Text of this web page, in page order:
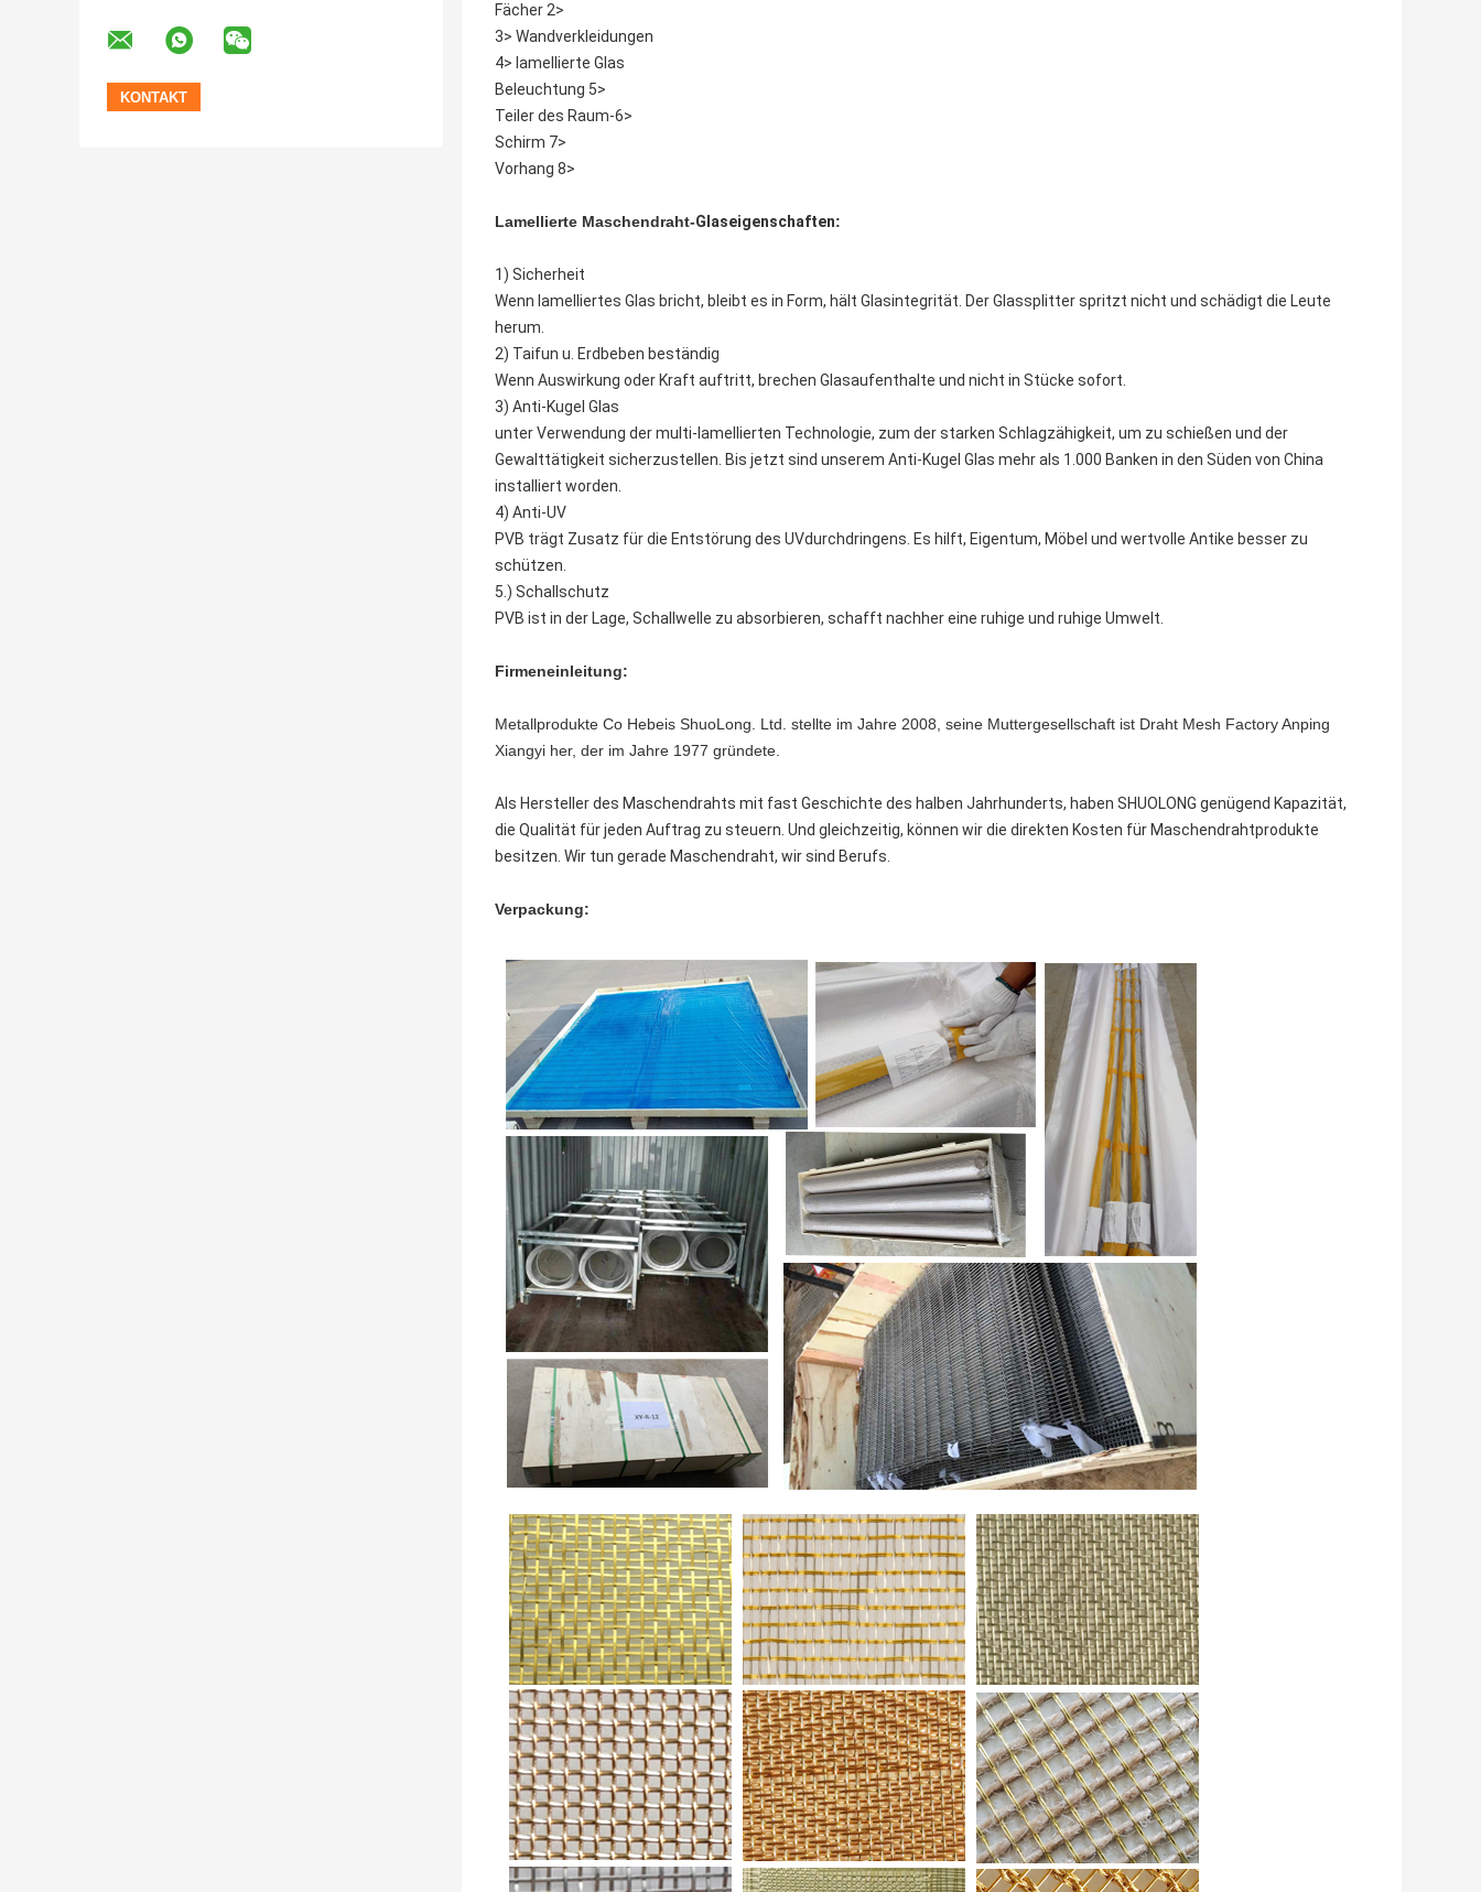
Fächer 2>
3> Wandverkleidungen
4> lamellierte Glas
Beleuchtung 5>
Teiler des Raum-6>
Schirm 7>
Vorhang 8>
Lamellierte Maschendraht-Glaseigenschaften:
1) Sicherheit
Wenn lamelliertes Glas bricht, bleibt es in Form, hält Glasintegrität. Der Glassplitter spritzt nicht und schädigt die Leute
herum.
2) Taifun u. Erdbeben beständig
Wenn Auswirkung oder Kraft auftritt, brechen Glasaufenthalte und nicht in Stücke sofort.
3) Anti-Kugel Glas
unter Verwendung der multi-lamellierten Technologie, zum der starken Schlagzähigkeit, um zu schießen und der
Gewalttätigkeit sicherzustellen. Bis jetzt sind unserem Anti-Kugel Glas mehr als 1.000 Banken in den Süden von China
installiert worden.
4) Anti-UV
PVB trägt Zusatz für die Entstörung des UVdurchdringens. Es hilft, Eigentum, Möbel und wertvolle Antike besser zu
schützen.
5.) Schallschutz
PVB ist in der Lage, Schallwelle zu absorbieren, schafft nachher eine ruhige und ruhige Umwelt.
Firmeneinleitung:
Metallprodukte Co Hebeis ShuoLong. Ltd. stellte im Jahre 2008, seine Muttergesellschaft ist Draht Mesh Factory Anping
Xiangyi her, der im Jahre 1977 gründete.
Als Hersteller des Maschendrahts mit fast Geschichte des halben Jahrhunderts, haben SHUOLONG genügend Kapazität,
die Qualität für jeden Auftrag zu steuern. Und gleichzeitig, können wir die direkten Kosten für Maschendrahtprodukte
besitzen. Wir tun gerade Maschendraht, wir sind Berufs.
Verpackung: